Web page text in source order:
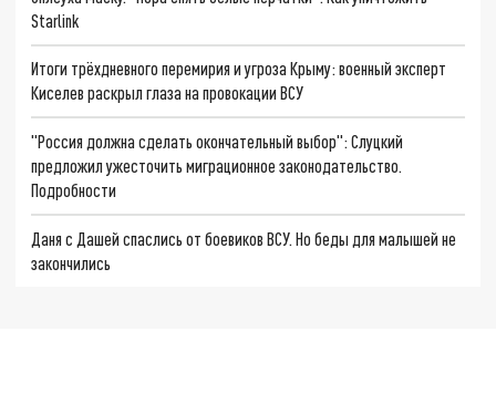
Starlink
Итоги трёхдневного перемирия и угроза Крыму: военный эксперт
Киселев раскрыл глаза на провокации ВСУ
"Россия должна сделать окончательный выбор": Слуцкий
предложил ужесточить миграционное законодательство.
Подробности
Даня с Дашей спаслись от боевиков ВСУ. Но беды для малышей не
закончились